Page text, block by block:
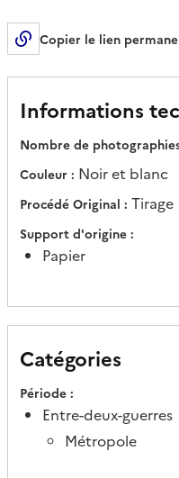
Copier le lien
Informations
Nombre de
Couleur Noir et blanc
Procédé Original Tirage
Support d'origine
Papier
Catégories
Période
Entre-deux-guerres
Métropole